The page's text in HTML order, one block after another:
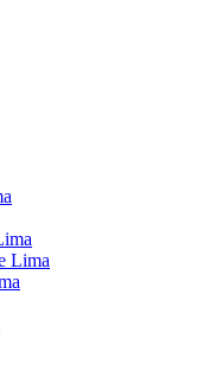
Lima